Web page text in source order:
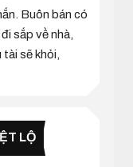
Buôn bán có
sắp về nhà,
sẽ khỏi,
LỘ